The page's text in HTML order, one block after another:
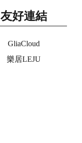
友好連結
GliaCloud
樂居LEJU